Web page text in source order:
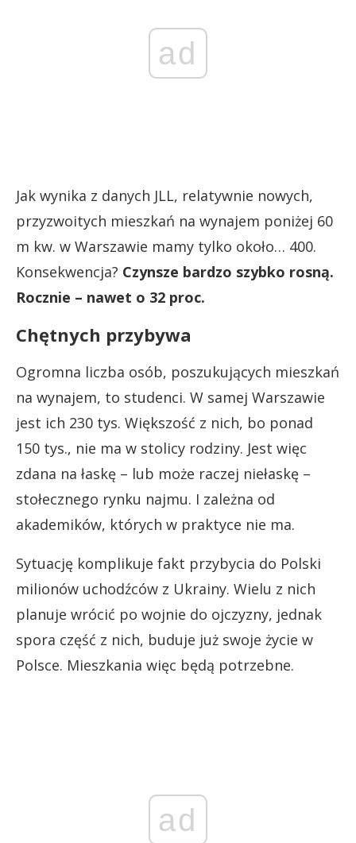
ad
Jak wynika z danych JLL, relatywnie nowych,
przyzwoitych mieszkań na wynajem poniżej 60
m kw. w Warszawie mamy tylko około… 400.
Konsekwencja? Czynsze bardzo szybko rosną.
Rocznie – nawet o 32 proc.
Chętnych przybywa
Ogromna liczba osób, poszukujących mieszkań
na wynajem, to studenci. W samej Warszawie
jest ich 230 tys. Większość z nich, bo ponad
150 tys., nie ma w stolicy rodziny. Jest więc
zdana na łaskę – lub może raczej niełaskę –
stołecznego rynku najmu. I zależna od
akademików, których w praktyce nie ma.
Sytuację komplikuje fakt przybycia do Polski
milionów uchodźców z Ukrainy. Wielu z nich
planuje wrócić po wojnie do ojczyzny, jednak
spora część z nich, buduje już swoje życie w
Polsce. Mieszkania więc będą potrzebne.
ad